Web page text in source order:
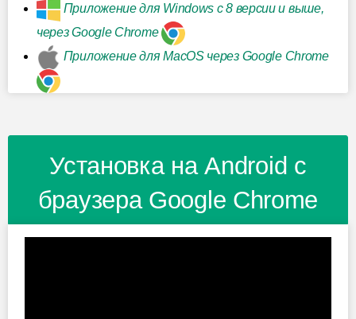
Приложение для Windows с 8 версии и выше,
через Google Chrome
Приложение для MacOS через Google Chrome
Установка на Android с
браузера Google Chrome